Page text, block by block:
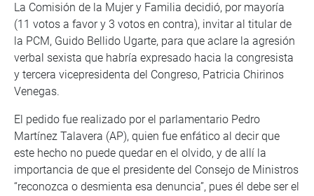
La Comisión de la Mujer y Familia decidió, por mayoría
(11 votos a favor y 3 votos en contra), invitar al titular de
la PCM, Guido Bellido Ugarte, para que aclare la agresión
verbal sexista que habría expresado hacia la congresista
y tercera vicepresidenta del Congreso, Patricia Chirinos
Venegas.
El pedido fue realizado por el parlamentario Pedro
Martínez Talavera (AP), quien fue enfático al decir que
este hecho no puede quedar en el olvido, y de allí la
importancia de que el presidente del Consejo de Ministros
“reconozca o desmienta esa denuncia”, pues él debe ser el